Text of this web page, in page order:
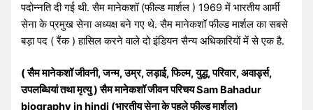
पदोन्नति दी गई थी. सैम मानेकशॉ (फील्ड मार्शल ) 1969 में भारतीय आर्मी
सेना के प्रमुख सेना अध्यक्ष बने गए थे. सैम मानेकशॉ फील्ड मार्शल का सबसे
बड़ा पद ( रैंक ) हासिल करने वाले दो इंडियन सैन्य अधिकारियों में से एक है.
( सैम मानेकशॉ जीवनी, जन्म, उम्र, लड़ाई, फिल्म, युद्ध, परिवार, अवार्ड्स,
उपलब्धियां तथा मृत्यु ) सैम मानेकशॉ जीवन परिचय Sam Bahadur
biography in hindi (भारतीय सेना के पहले फील्ड मार्शल)